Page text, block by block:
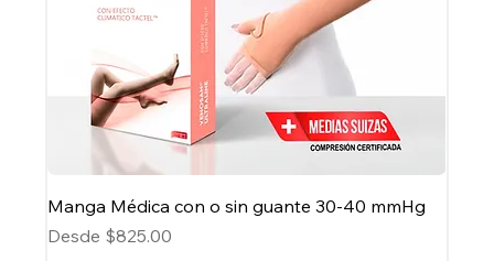
Manga Médica con o sin guante 30-40 mmHg
Desde $825.00
Precio de oferta